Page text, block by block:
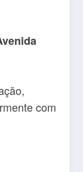
com